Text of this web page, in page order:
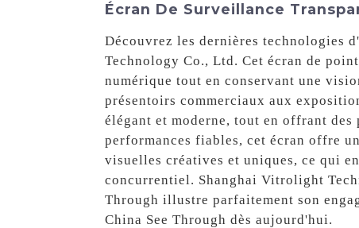
Écran De Surveillance
Découvrez les dernières technologies
Technology Co., Ltd. Cet écran de
numérique tout en conservant une
présentoirs commerciaux aux
élégant et moderne, tout en offrant
performances fiables, cet écran offre
visuelles créatives et uniques, ce qui
concurrentiel. Shanghai Vitrolight
Through illustre parfaitement son
China See Through dès aujourd'hui.